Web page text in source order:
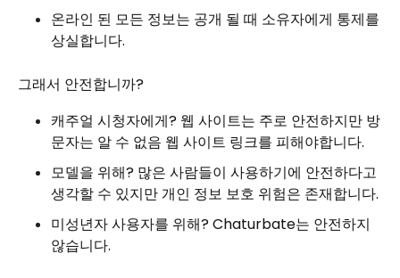
온라인 된 모든 정보는 공개 될 때 소유자에게 통제를
상실합니다.
그래서 안전합니까?
캐주얼 시청자에게? 웹 사이트는 주로 안전하지만 방
문자는 알 수 없음 웹 사이트 링크를 피해야합니다.
모델을 위해? 많은 사람들이 사용하기에 안전하다고
생각할 수 있지만 개인 정보 보호 위험은 존재합니다.
미성년자 사용자를 위해? Chaturbate는 안전하지
않습니다.